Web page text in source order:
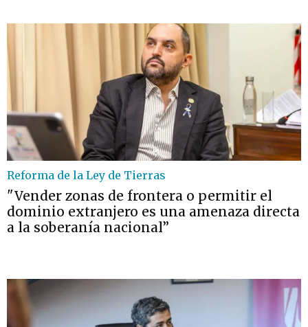
Reforma de la Ley de Tierras
"Vender zonas de frontera o permitir el
dominio extranjero es una amenaza directa
a la soberanía nacional”